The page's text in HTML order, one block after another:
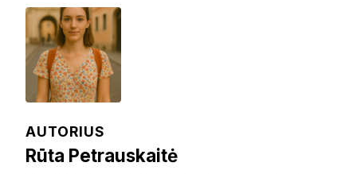
AUTORIUS
Rūta Petrauskaitė